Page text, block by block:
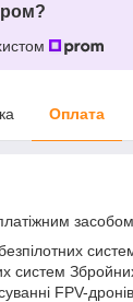
Оплата
засобом.
систем
FPV-